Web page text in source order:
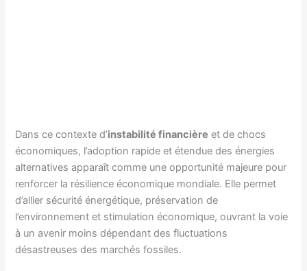
Dans ce contexte d’instabilité financière et de chocs
économiques, l’adoption rapide et étendue des énergies
alternatives apparaît comme une opportunité majeure pour
renforcer la résilience économique mondiale. Elle permet
d’allier sécurité énergétique, préservation de
l’environnement et stimulation économique, ouvrant la voie
à un avenir moins dépendant des fluctuations
désastreuses des marchés fossiles.